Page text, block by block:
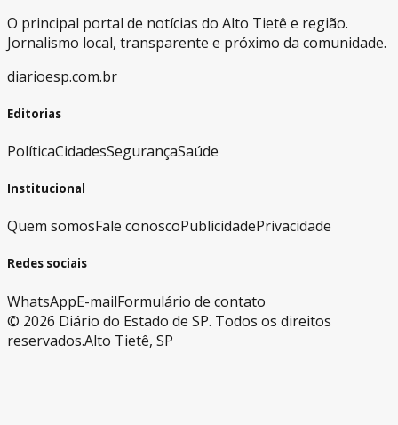
O principal portal de notícias do Alto Tietê e região.
Jornalismo local, transparente e próximo da comunidade.
diarioesp.com.br
Editorias
PolíticaCidadesSegurançaSaúde
Institucional
Quem somosFale conoscoPublicidadePrivacidade
Redes sociais
WhatsAppE-mailFormulário de contato
© 2026 Diário do Estado de SP. Todos os direitos
reservados.Alto Tietê, SP